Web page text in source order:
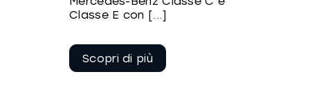
Classe E con [...]
leggere